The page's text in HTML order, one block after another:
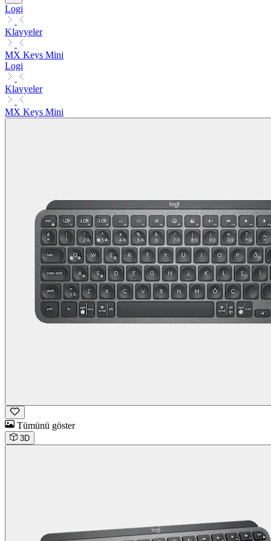
Logi
Klavyeler
MX Keys Mini
Logi
Klavyeler
MX Keys Mini
Tümünü göster
3D